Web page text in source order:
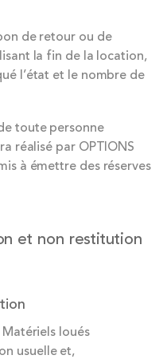
de retour ou de
la fin de la location,
l’état et le nombre de
toute personne
réalisé par OPTIONS
à émettre des réserves
et non restitution
loués
usuelle et,